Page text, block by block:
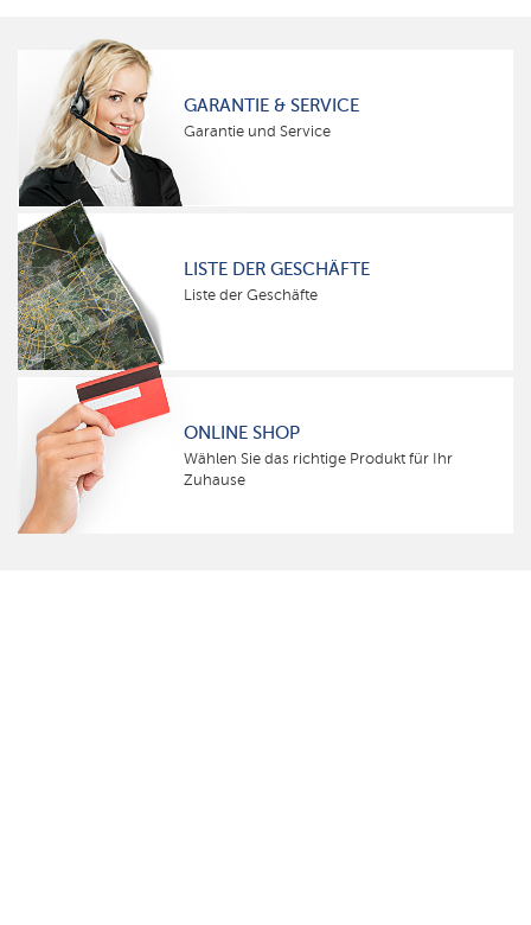
GARANTIE & SERVICE
Garantie und Service
LISTE DER GESCHÄFTE
Liste der Geschäfte
ONLINE SHOP
Wählen Sie das richtige Produkt für Ihr
Zuhause